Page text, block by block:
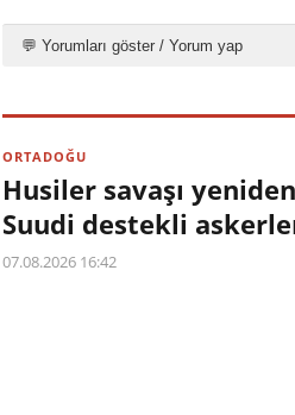
💬 Yorumları göster / Yorum yap
ORTADOĞU
Husiler savaşı
Suudi destekli
07.08.2026 16:42